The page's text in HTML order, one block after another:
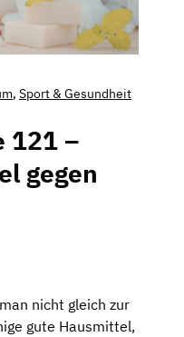
, Sport & Gesundheit
121 –
gegen
nicht gleich zur
gute Hausmittel,